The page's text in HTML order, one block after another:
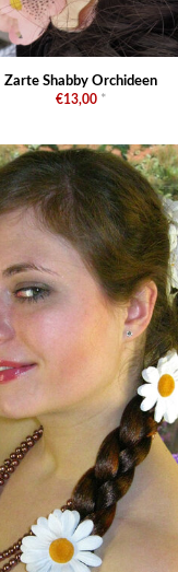
Zarte Shabby Orchideen
€13,00 *